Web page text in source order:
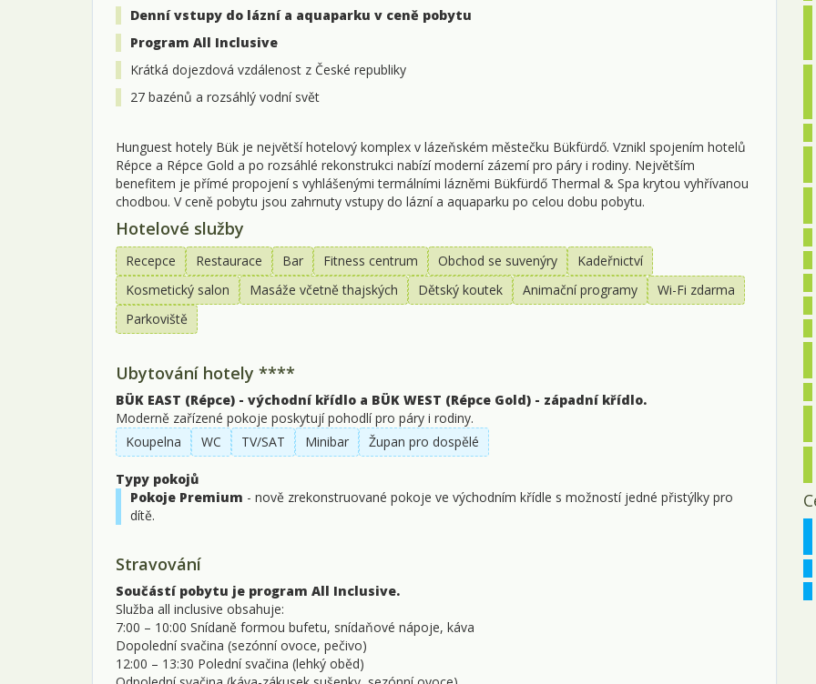
Denní vstupy do lázní a aquaparku v ceně pobytu
Program All Inclusive
Krátká dojezdová vzdálenost z České republiky
27 bazénů a rozsáhlý vodní svět
Hunguest hotely Bük je největší hotelový komplex v lázeňském městečku Bükfürdő. Vznikl spojením hotelů
Répce a Répce Gold a po rozsáhlé rekonstrukci nabízí moderní zázemí pro páry i rodiny. Největším
benefitem je přímé propojení s vyhlášenými termálními lázněmi Bükfürdő Thermal & Spa krytou vyhřívanou
chodbou. V ceně pobytu jsou zahrnuty vstupy do lázní a aquaparku po celou dobu pobytu.
Hotelové služby
Recepce Restaurace Bar Fitness centrum Obchod se suvenýry
Kadeřnictví
Kosmetický salon
Masáže včetně thajských Dětský koutek Animační programy
Wi-Fi zdarma
Parkoviště
Ubytování hotely ****
BÜK EAST (Répce) - východní křídlo a BÜK WEST (Répce Gold) - západní křídlo.
Moderně zařízené pokoje poskytují pohodlí pro páry i rodiny.
Koupelna
WC TV/SAT Minibar Župan pro dospělé
Typy pokojů
Pokoje Premium - nově zrekonstruované pokoje ve východním křídle s možností jedné přistýlky pro
dítě.
Stravování
Součástí pobytu je program All Inclusive.
Služba all inclusive obsahuje:
7:00 – 10:00 Snídaně formou bufetu, snídaňové nápoje, káva
Dopolední svačina (sezónní ovoce, pečivo)
12:00 – 13:30 Polední svačina (lehký oběd)